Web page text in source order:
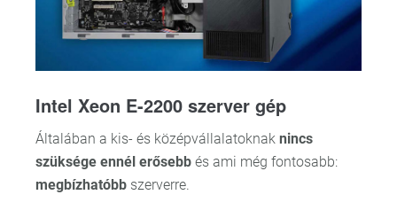
Intel Xeon E-2200 szerver gép
Általában a kis- és középvállalatoknak nincs
szüksége ennél erősebb és ami még fontosabb:
megbízhatóbb szerverre.